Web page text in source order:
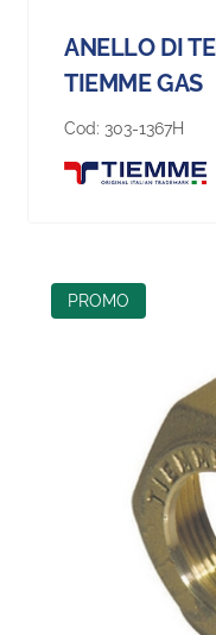
ANELLO DI
TIEMME GAS
Cod: 303-1367H
PROMO